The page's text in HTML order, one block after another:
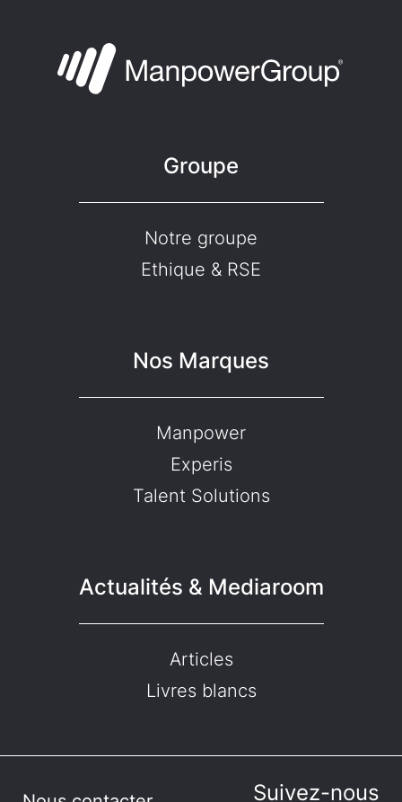
Groupe
Notre groupe
Ethique & RSE
Nos Marques
Manpower
Experis
Talent Solutions
Actualités & Mediaroom
Articles
Livres blancs
Suivez-nous